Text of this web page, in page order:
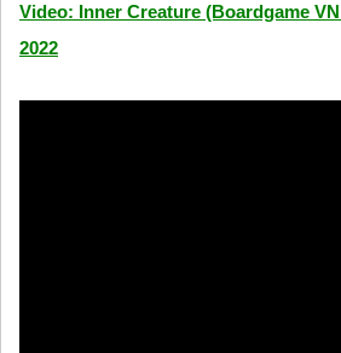
Video: Inner Creature (Boardgame
2022